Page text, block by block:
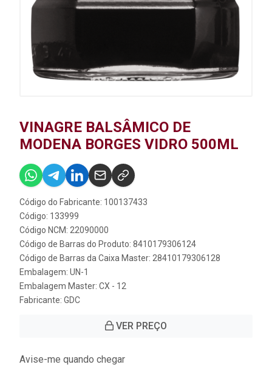
VINAGRE BALSÂMICO DE
MODENA BORGES VIDRO 500ML
Código do Fabricante: 100137433
Código: 133999
Código NCM: 22090000
Código de Barras do Produto: 8410179306124
Código de Barras da Caixa Master: 28410179306128
Embalagem: UN-1
Embalagem Master: CX - 12
Fabricante: GDC
VER PREÇO
Avise-me quando chegar